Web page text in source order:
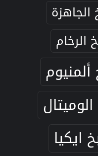
الجاهزة
الرخام
ايكيا